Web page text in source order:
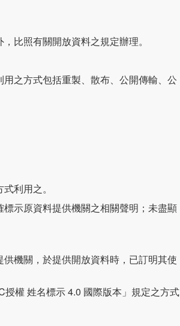
比照有關開放資料之規定辦理。
之方式包括重製、散布、公開傳輸、公
利用之。
示原資料提供機關之相關聲明；未盡顯
機關，於提供開放資料時，已訂明其使
權 姓名標示 4.0 國際版本」規定之方式